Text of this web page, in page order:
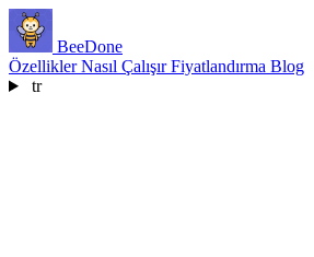
BeeDone
ÖzelliklerNasıl ÇalışırFiyatlandırma Blog
tr